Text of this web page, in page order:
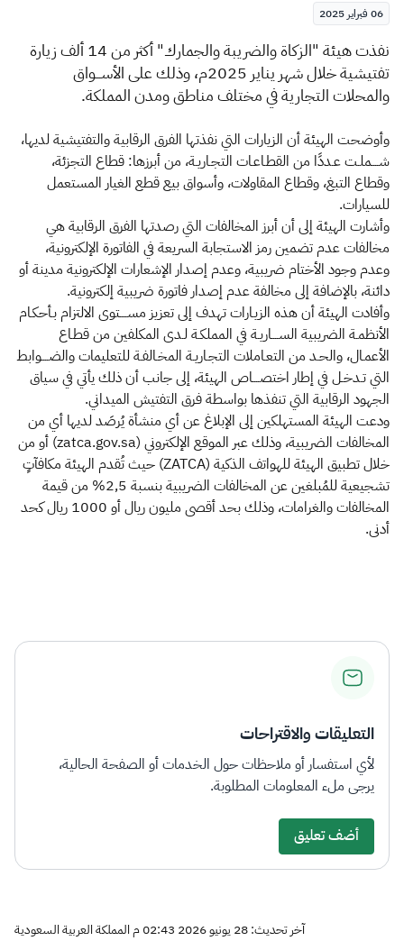
06 فبراير 2025
​​نفذت هيئة "الزكاة والضريبة والجمارك" أكثر من 14 ألف زيارة
تفتيشية خلال شهر يناير 2025م، وذلك على الأســـواق
والمحلات التجارية في مختلف مناطق ومدن المملكة.
وأوضحت الهيئة أن الزيارات التي نفذتها الفرق الرقابية والتفتيشية لديها،
شــــملـت عـددًا من القطـاعـات التجـاريـة، من أبرزها: قطاع التجزئة،
وقطاع التبغ، وقطاع المقاولات، وأسواق بيع قطع الغيار المستعمل
للسيارات.
وأشارت الهيئة إلى أن أبرز المخالفات التي رصدتها الفرق الرقابية هي
مخالفات عدم تضمين رمز الاستجابة السريعة في الفاتورة الإلكترونية،
وعدم وجود الأختام ضريبية، وعدم إصدار الإشعارات الإلكترونية مدينة أو
دائنة، بالإضافة إلى مخالفة عدم إصدار فاتورة ضريبية إلكترونية.
وأفادت الهيئة أن هذه الزيـارات تهدف إلى تعزيز مســــتوى الالتزام بـأحكـام
الأنظمـة الضريبية الســــاريـة في المملكـة لـدى المكلفين من قطـاع
الأعمـال، والحـد من التعـاملات التجـاريـة المخـالفـة للتعليمات والضــــوابط
التي تـدخـل في إطار اختصــــاص الهيئة، إلى جانب أن ذلك يأتي في سياق
الجهود الرقابية التي تنفذها بواسطة فرق التفتيش الميداني.
ودعت الهيئة المستهلكين إلى الإبلاغ عن أي منشأة يُرصَد لديها أي من
المخالفات الضريبية، وذلك عبر الموقع الإلكتروني (zatca.gov.sa) أو من
خلال تطبيق الهيئة للهواتف الذكية (ZATCA) حيث تُقدم الهيئة مكافآتٍ
تشجيعية للمُبلغين عن المخالفات الضريبية بنسبة 2,5% من قيمة
المخالفات والغرامات، وذلك بحد أقصى مليون ريال أو 1000 ريال كحد
أدنى.
التعليقات والاقتراحات
لأي استفسار أو ملاحظات حول الخدمات أو الصفحة الحالية،
يرجى ملء المعلومات المطلوبة.
أضف تعليق
آخر تحديث: 28 يونيو 2026 02:43 م المملكة العربية السعودية